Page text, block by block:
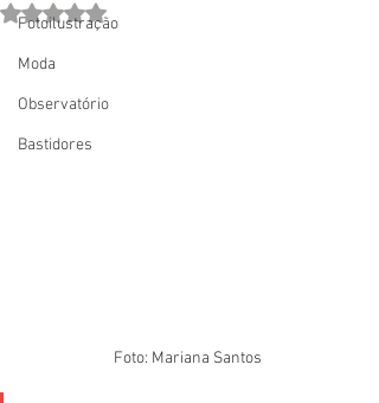
Fotoilustração
Moda
Observatório
Bastidores
Avaliado com NaN de 5 estrelas.
Foto: Mariana Santos